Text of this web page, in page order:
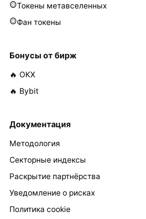
Токены метавселенных
Фан токены
Бонусы от бирж
🔥 OKX
🔥 Bybit
Документация
Методология
Секторные индексы
Раскрытие партнёрства
Уведомление о рисках
Политика cookie